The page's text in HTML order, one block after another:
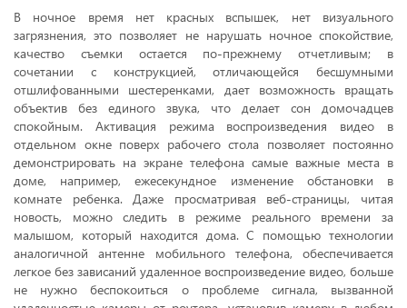
В ночное время нет красных вспышек, нет визуального
загрязнения, это позволяет не нарушать ночное спокойствие,
качество съемки остается по-прежнему отчетливым; в
сочетании с конструкцией, отличающейся бесшумными
отшлифованными шестеренками, дает возможность вращать
объектив без единого звука, что делает сон домочадцев
спокойным. Активация режима воспроизведения видео в
отдельном окне поверх рабочего стола позволяет постоянно
демонстрировать на экране телефона самые важные места в
доме, например, ежесекундное изменение обстановки в
комнате ребенка. Даже просматривая веб-страницы, читая
новость, можно следить в режиме реального времени за
малышом, который находится дома. С помощью технологии
аналогичной антенне мобильного телефона, обеспечивается
легкое без зависаний удаленное воспроизведение видео, больше
не нужно беспокоиться о проблеме сигнала, вызванной